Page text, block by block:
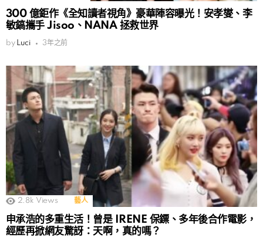
300 億鉅作《全知讀者視角》豪華陣容曝光！安孝燮、李
敏鎬攜手 Jisoo、NANA 拯救世界
by Luci 3年之前
2.8k Views 藝人
申承浩的多重生活！曾是 IRENE 保鏢、多年後合作電影，
經歷再掀網友驚訝：天啊，真的嗎？